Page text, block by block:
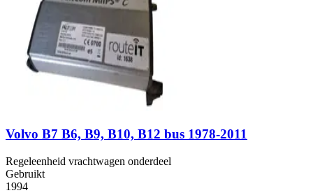
Volvo B7 B6, B9, B10, B12 bus 1978-2011
Regeleenheid vrachtwagen onderdeel
Gebruikt
1994